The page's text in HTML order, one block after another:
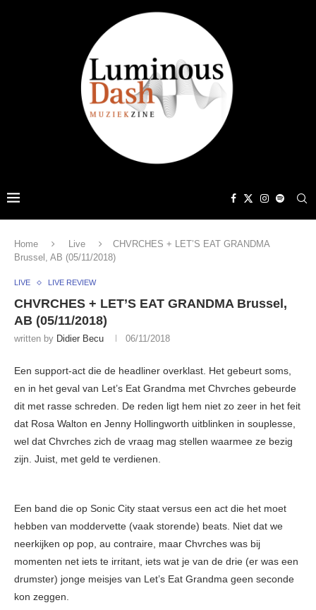
Home Live
CHVRCHES + LET’S EAT GRANDMA
Brussel, AB (05/11/2018)
LIVE LIVE REVIEW
CHVRCHES + LET’S EAT GRANDMA Brussel,
AB (05/11/2018)
written by Didier Becu 06/11/2018
Een support-act die de headliner overklast. Het gebeurt soms,
en in het geval van Let’s Eat Grandma met Chvrches gebeurde
dit met rasse schreden. De reden ligt hem niet zo zeer in het feit
dat Rosa Walton en Jenny Hollingworth uitblinken in souplesse,
wel dat Chvrches zich de vraag mag stellen waarmee ze bezig
zijn. Juist, met geld te verdienen.
Een band die op Sonic City staat versus een act die het moet
hebben van moddervette (vaak storende) beats. Niet dat we
neerkijken op pop, au contraire, maar Chvrches was bij
momenten net iets te irritant, iets wat je van de drie (er was een
drumster) jonge meisjes van Let’s Eat Grandma geen seconde
kon zeggen.